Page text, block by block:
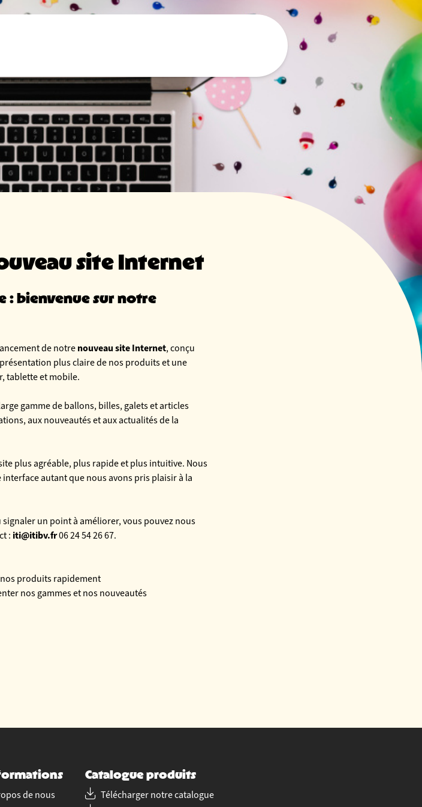
site Internet
: bienvenue sur notre
de notre nouveau site Internet, conçu
plus claire de nos produits et une
tablette et mobile.
gamme de ballons, billes, galets et articles
aux nouveautés et aux actualités de la
plus agréable, plus rapide et plus intuitive. Nous
autant que nous avons pris plaisir à la
un point à améliorer, vous pouvez nous
: iti@itibv.fr06 24 54 26 67.
produits rapidement
nos gammes et nos nouveautés
de nous
Catalogue produits
Télécharger notre catalogue